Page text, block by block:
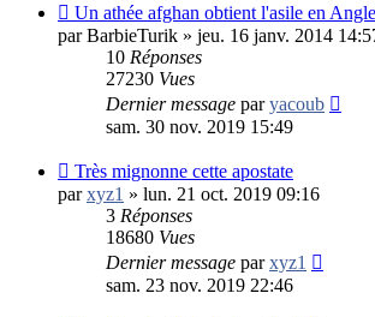
Un athée afghan obtient l'asile en
parBarbieTurik » jeu. 16 janv. 2014
10 Réponses
27230 Vues
Dernier message paryacoub
sam. 30 nov. 2019 15:49
Très mignonne cette apostate
parxyz1 » lun. 21 oct. 2019 09:16
3 Réponses
18680 Vues
Dernier message parxyz1
sam. 23 nov. 2019 22:46